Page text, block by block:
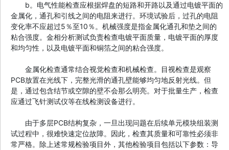
b。电气性能检查应根据焊盘的短路和开路以及通过电镀平面的
金属化，通孔和引线之间的电阻来进行。环境试验后，过孔的电阻
变化率不应超过5％至10％。机械强度是指金属化通孔和垫之间的
粘合强度。金相分析测试负责检查电镀平面质量，电镀平面的厚度
和均匀性，以及电镀平面和铜箔之间的粘合强度。
金属化检查通常结合视觉检查和机械检查。目视检查是观察
PCB放置在光线下，完整光滑的通孔壁能够均匀地反射光线。但
是，通过包含结节或空隙的壁不会那么明亮。对于批量生产，检查
应通过飞针测试仪等在线检测设备进行。
由于多层PCB结构复杂，一旦出现问题在后续单元模块组装测
试过程中，很难快速定位故障。因此，检查其质量和可靠性必须非
常严格。除上述常规检验项目外，其他检验项目包括以下参数：导